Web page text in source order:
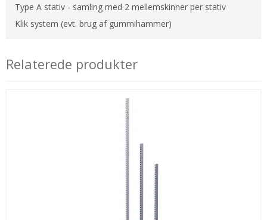
Type A stativ - samling med 2 mellemskinner per stativ
Klik system (evt. brug af gummihammer)
Relaterede produkter